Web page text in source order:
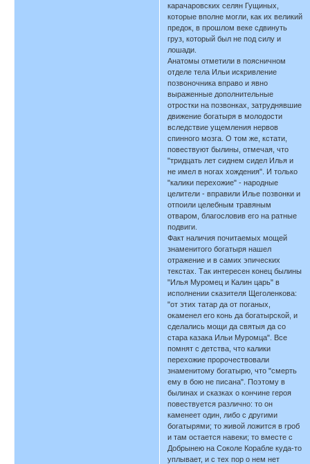
карачаровских селян Гущиных,
которые вполне могли, как их великий
предок, в прошлом веке сдвинуть
груз, который был не под силу и
лошади.
Анатомы отметили в поясничном
отделе тела Ильи искривление
позвоночника вправо и явно
выраженные дополнительные
отростки на позвонках, затруднявшие
движение богатыря в молодости
вследствие ущемления нервов
спинного мозга. О том же, кстати,
повествуют былины, отмечая, что
"тридцать лет сиднем сидел Илья и
не имел в ногах хождения". И только
"калики перехожие" - народные
целители - вправили Илье позвонки и
отпоили целебным травяным
отваром, благословив его на ратные
подвиги.
Факт наличия почитаемых мощей
знаменитого богатыря нашел
отражение и в самих эпических
текстах. Так интересен конец былины
"Илья Муромец и Калин царь" в
исполнении сказителя Щеголенкова:
"от этих татар да от поганых,
окаменел его конь да богатырской, и
сделались мощи да святыя да со
стара казака Ильи Муромца". Все
помнят с детства, что калики
перехожие пророчествовали
знаменитому богатырю, что "смерть
ему в бою не писана". Поэтому в
былинах и сказках о кончине героя
повествуется различно: то он
каменеет один, либо с другими
богатырями; то живой ложится в гроб
и там остается навеки; то вместе с
Добрынею на Соколе Корабле куда-то
уплывает, и с тех пор о нем нет